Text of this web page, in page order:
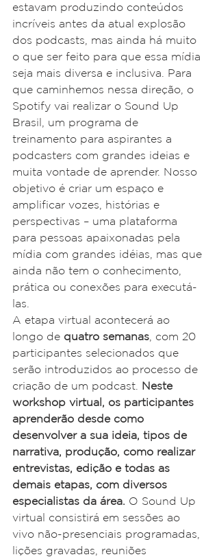
estavam produzindo conteúdos
incríveis antes da atual explosão
dos podcasts, mas ainda há muito
o que ser feito para que essa mídia
seja mais diversa e inclusiva. Para
que caminhemos nessa direção, o
Spotify vai realizar o Sound Up
Brasil, um programa de
treinamento para aspirantes a
podcasters com grandes ideias e
muita vontade de aprender. Nosso
objetivo é criar um espaço e
amplificar vozes, histórias e
perspectivas – uma plataforma
para pessoas apaixonadas pela
mídia com grandes idéias, mas que
ainda não tem o conhecimento,
prática ou conexões para executá-
las.
A etapa virtual acontecerá ao
longo de quatro semanas , com 20
participantes selecionados que
serão introduzidos ao processo de
criação de um podcast. Neste
workshop virtual, os participantes
aprenderão desde como
desenvolver a sua ideia, tipos de
narrativa, produção, como realizar
entrevistas, edição e todas as
demais etapas, com diversos
especialistas da área. O Sound Up
virtual consistirá em sessões ao
vivo não-presenciais programadas,
lições gravadas, reuniões